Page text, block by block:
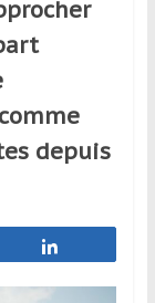
depuis